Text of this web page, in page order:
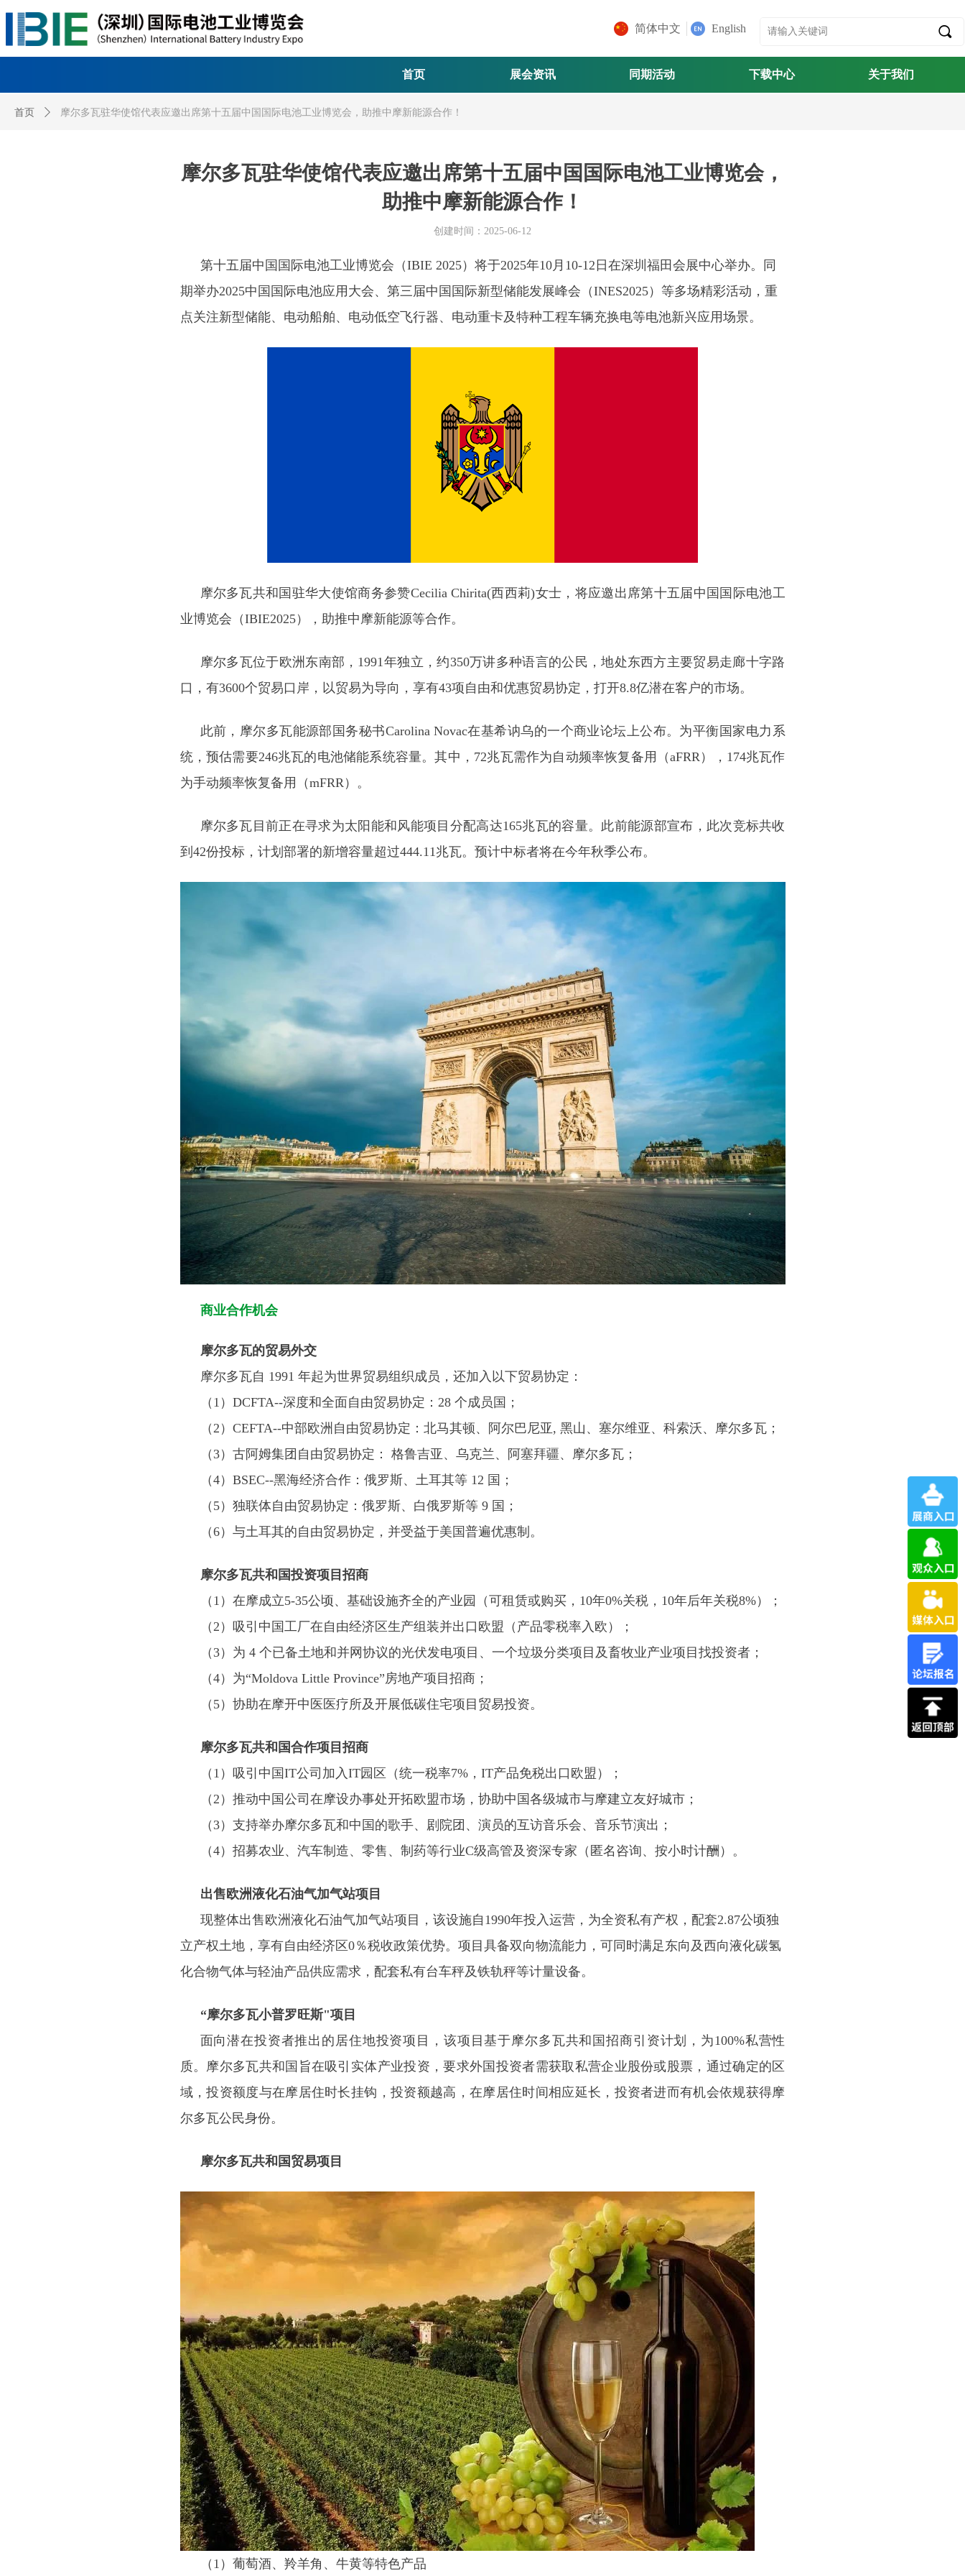
简体中文 English 끠
首页 展会资讯 同期活动 下载中心 关于我们
摩尔多瓦驻华使馆代表应邀出席第十五届中国国际电池工业博览会，
助推中摩新能源合作！
第十五届中国国际电池工业博览会（IBIE 2025）将于2025年10月10-12日在深圳福田会展中心举办。同
期举办2025中国国际电池应用大会、第三届中国国际新型储能发展峰会（INES2025）等多场精彩活动，重
点关注新型储能、电动船舶、电动低空飞行器、电动重卡及特种工程车辆充换电等电池新兴应用场景。
摩尔多瓦共和国驻华大使馆商务参赞Cecilia Chirita(西西莉)女士，将应邀出席第十五届中国国际电池工
业博览会（IBIE2025），助推中摩新能源等合作。
摩尔多瓦位于欧洲东南部，1991年独立，约350万讲多种语言的公民，地处东西方主要贸易走廊十字路
口，有3600个贸易口岸，以贸易为导向，享有43项自由和优惠贸易协定，打开8.8亿潜在客户的市场。
此前，摩尔多瓦能源部国务秘书Carolina Novac在基希讷乌的一个商业论坛上公布。为平衡国家电力系
统，预估需要246兆瓦的电池储能系统容量。其中，72兆瓦需作为自动频率恢复备用（aFRR），174兆瓦作
为手动频率恢复备用（mFRR）。
摩尔多瓦目前正在寻求为太阳能和风能项目分配高达165兆瓦的容量。此前能源部宣布，此次竞标共收
到42份投标，计划部署的新增容量超过444.11兆瓦。预计中标者将在今年秋季公布。
商业合作机会
摩尔多瓦的贸易外交
摩尔多瓦自 1991 年起为世界贸易组织成员，还加入以下贸易协定：
（1）DCFTA--深度和全面自由贸易协定：28 个成员国；
（2）CEFTA--中部欧洲自由贸易协定：北马其顿、阿尔巴尼亚, 黑山、塞尔维亚、科索沃、摩尔多瓦；
（3）古阿姆集团自由贸易协定： 格鲁吉亚、乌克兰、阿塞拜疆、摩尔多瓦；
（4）BSEC--黑海经济合作：俄罗斯、土耳其等 12 国；
（5）独联体自由贸易协定：俄罗斯、白俄罗斯等 9 国；
（6）与土耳其的自由贸易协定，并受益于美国普遍优惠制。
摩尔多瓦共和国投资项目招商
（1）在摩成立5-35公顷、基础设施齐全的产业园（可租赁或购买，10年0%关税，10年后年关税8%）；
（2）吸引中国工厂在自由经济区生产组装并出口欧盟（产品零税率入欧）；
（3）为 4 个已备土地和并网协议的光伏发电项目、一个垃圾分类项目及畜牧业产业项目找投资者；
（4）为“Moldova Little Province”房地产项目招商；
（5）协助在摩开中医医疗所及开展低碳住宅项目贸易投资。
摩尔多瓦共和国合作项目招商
（1）吸引中国IT公司加入IT园区（统一税率7%，IT产品免税出口欧盟）；
（2）推动中国公司在摩设办事处开拓欧盟市场，协助中国各级城市与摩建立友好城市；
（3）支持举办摩尔多瓦和中国的歌手、剧院团、演员的互访音乐会、音乐节演出；
（4）招募农业、汽车制造、零售、制药等行业C级高管及资深专家（匿名咨询、按小时计酬）。
出售欧洲液化石油气加气站项目
现整体出售欧洲液化石油气加气站项目，该设施自1990年投入运营，为全资私有产权，配套2.87公顷独
立产权土地，享有自由经济区0％税收政策优势。项目具备双向物流能力，可同时满足东向及西向液化碳氢
化合物气体与轻油产品供应需求，配套私有台车秤及铁轨秤等计量设备。
“摩尔多瓦小普罗旺斯"项目
面向潜在投资者推出的居住地投资项目，该项目基于摩尔多瓦共和国招商引资计划，为100%私营性
质。摩尔多瓦共和国旨在吸引实体产业投资，要求外国投资者需获取私营企业股份或股票，通过确定的区
域，投资额度与在摩居住时长挂钩，投资额越高，在摩居住时间相应延长，投资者进而有机会依规获得摩
尔多瓦公民身份。
摩尔多瓦共和国贸易项目
（1）葡萄酒、羚羊角、牛黄等特色产品
首页 ꄲ 摩尔多瓦驻华使馆代表应邀出席第十五届中国国际电池工业博览会，助推中摩新能源合作！
创建时间： 2025-06-12